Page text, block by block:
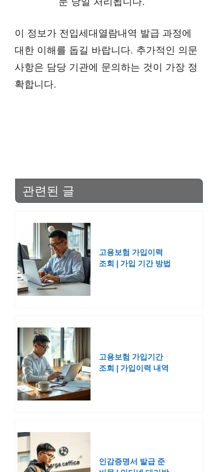
이 정보가 전입세대열람내역 발급 과정에
대한 이해를 돕길 바랍니다. 추가적인 의문
사항은 담당 기관에 문의하는 것이 가장 정
확합니다.
관련된 글
고용보험 가입이력
조회 | 가입 기간 방법
고용보험 가입기간
조회 | 가입이력 내역
인감증명서 발급 준